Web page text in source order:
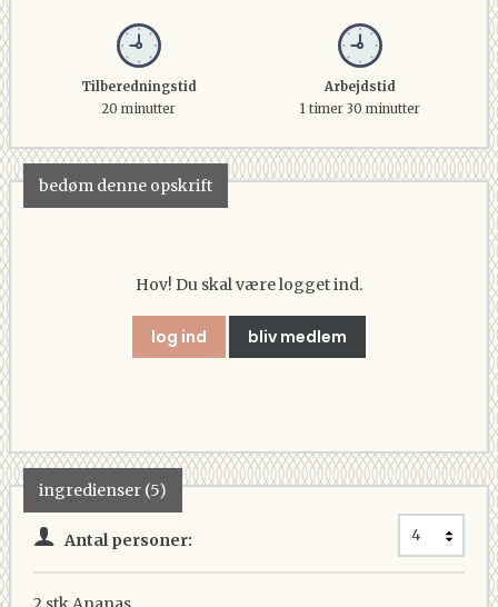
Tilberedningstid
20 minutter
Arbejdstid
1 timer 30 minutter
bedøm denne opskrift
Hov! Du skal være logget ind.
log ind bliv medlem
ingredienser (5)
Antal personer: